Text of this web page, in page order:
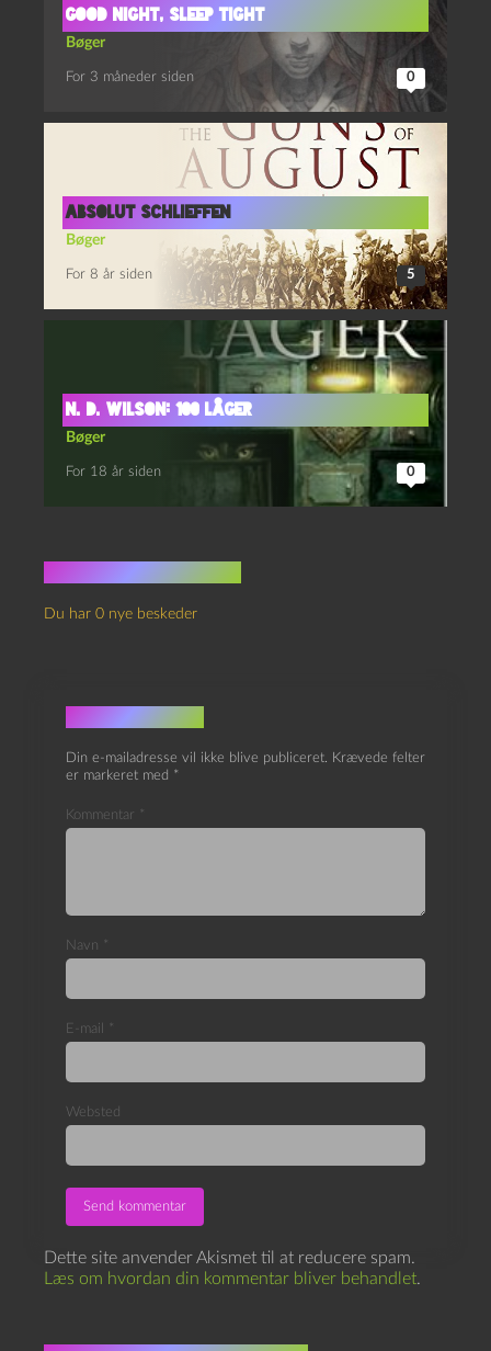
Good Night, Sleep Tight
Bøger
For 3 måneder siden 0
Absolut Schlieffen
Bøger
For 8 år siden 5
N. D. Wilson: 100 låger
Bøger
For 18 år siden 0
Du har 0 nye beskeder
Skriv et svar
Din e-mailadresse vil ikke blive publiceret. Krævede felter
er markeret med *
Kommentar *
Navn *
E-mail *
Websted
Dette site anvender Akismet til at reducere spam.
Læs om hvordan din kommentar bliver behandlet.